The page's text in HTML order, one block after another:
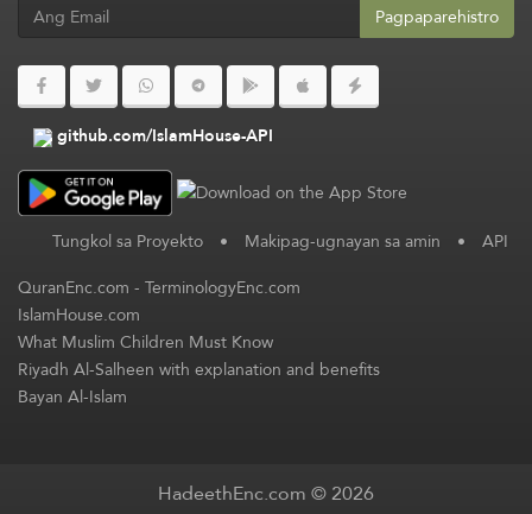
Pagpaparehistro
github.com/IslamHouse-API
Tungkol sa Proyekto • Makipag-ugnayan sa amin • API
QuranEnc.com-TerminologyEnc.com
IslamHouse.com
What Muslim Children Must Know
Riyadh Al-Salheen with explanation and benefits
Bayan Al-Islam
HadeethEnc.com © 2026